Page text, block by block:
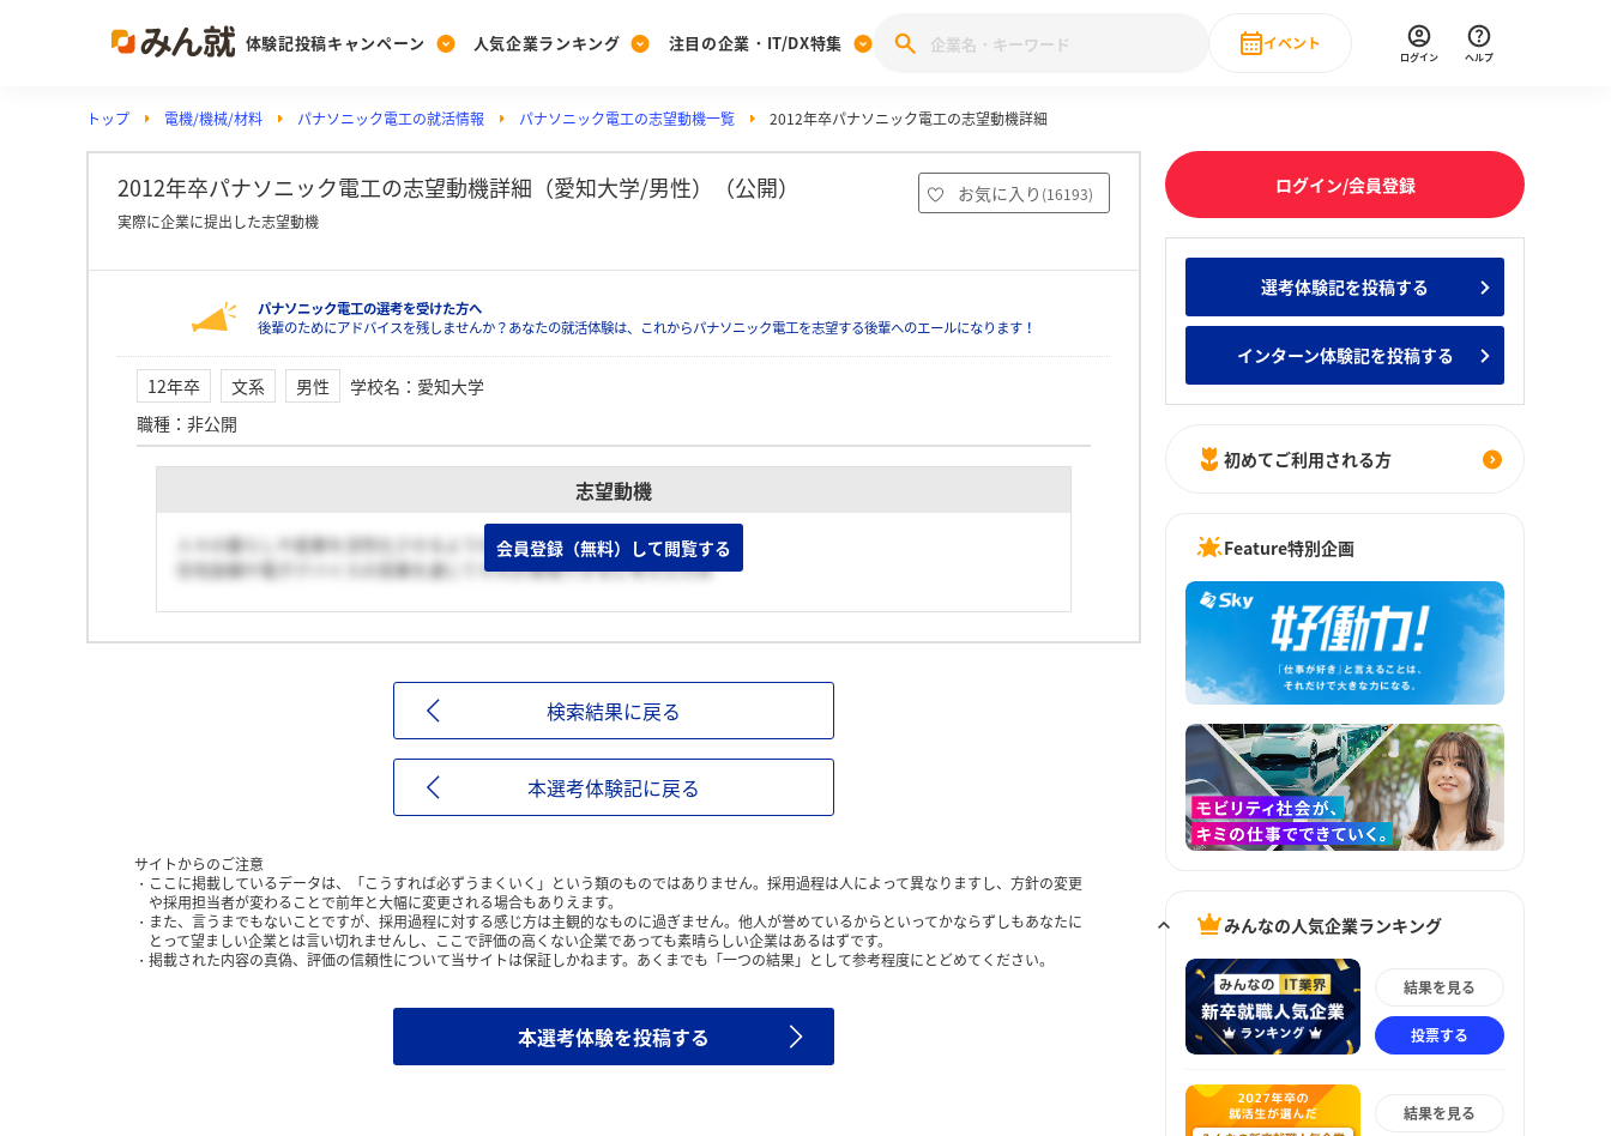
体験記投稿キャンペーン
Post
投稿する
[27卒] 本選考体験記投稿キャンペーン
人気企業ランキング
Ranking
ランキングを見る
みんなのDX企業就職ブランド調査
Vote
投票する
みんなの新卒就職人気企業ランキング みんなのインターン人気企業ランキ
注目の企業・IT/DX特集
PickUp
注目の企業特集
28卒 IT・DX現場社員インタビュー
イベント
直近のイベント一覧
ログイン ヘルプ
トップ 電機/機械/材料 パナソニック電工の就活情報 パナソニック電工の志望動機一覧 2012年卒パナソニック電工の志望動機詳細
2012年卒パナソニック電工の志望動機詳細（愛知大学/男性）（公開） お気に入り (16193)
実際に企業に提出した志望動機
パナソニック電工の選考を受けた方へ
後輩のためにアドバイスを残しませんか？あなたの就活体験は、これからパナソニック電工を志望する後輩へのエールになります！
12年卒 文系 男性 学校名 ： 愛知大学
職種 ： 非公開
志望動機
人々の暮らしや産業を活性化させるような仕事がしたかったから。
住宅設備や電子デバイスの営業を通じてそれが実現できると考えたため
会員登録（無料）して閲覧する
検索結果に戻る
本選考体験記に戻る
サイトからのご注意
ここに掲載しているデータは、「こうすれば必ずうまくいく」という類のものではありません。採用過程は人によって異なりますし、方針の変更
や採用担当者が変わることで前年と大幅に変更される場合もありえます。
また、言うまでもないことですが、採用過程に対する感じ方は主観的なものに過ぎません。他人が誉めているからといってかならずしもあなたに
とって望ましい企業とは言い切れませんし、ここで評価の高くない企業であっても素晴らしい企業はあるはずです。
掲載された内容の真偽、評価の信頼性について当サイトは保証しかねます。あくまでも「一つの結果」として参考程度にとどめてください。
本選考体験を投稿する
ログイン/会員登録
選考体験記を投稿する
インターン体験記を投稿する
初めてご利用される方
Feature特別企画
みんなの人気企業ランキング
結果を見る
投票する
結果を見る